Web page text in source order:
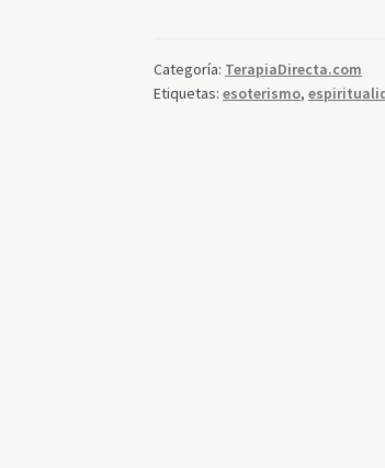
Categoría: TerapiaDirecta.com
Etiquetas:esoterismo,